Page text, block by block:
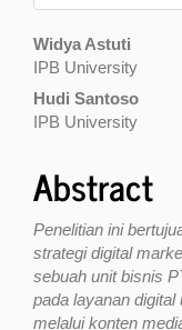
Main
Article
Content
Widya Astuti
IPB University
Hudi Santoso
IPB University
Abstract
Penelitian ini
strategi digital
sebuah unit bisnis
pada layanan
melalui konten